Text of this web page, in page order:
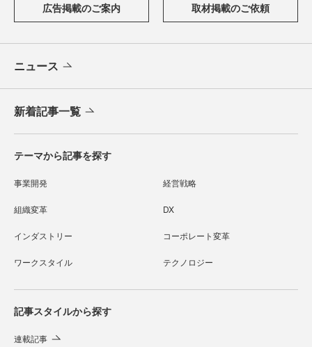
広告掲載のご案内 取材掲載のご依頼
ニュース
新着記事一覧
テーマから記事を探す
事業開発 経営戦略
組織変革 DX
インダストリー コーポレート変革
ワークスタイル テクノロジー
記事スタイルから探す
連載記事